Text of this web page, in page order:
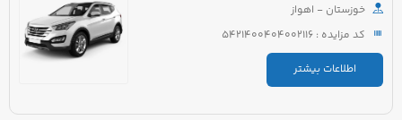
خوزستان - اهواز
کد مزایده : 5421400404002116
اطلاعات بیشتر